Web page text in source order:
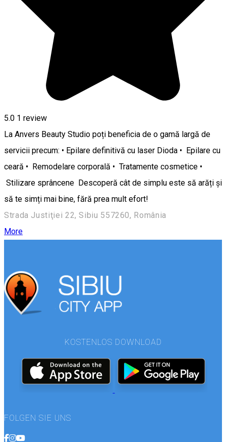
5.0 1 review
La Anvers Beauty Studio poți beneficia de o gamă largă de
servicii precum: • Epilare definitivă cu laser Dioda • Epilare cu
ceară • Remodelare corporală • Tratamente cosmetice •
Stilizare sprâncene Descoperă cât de simplu este să arăți și
să te simți mai bine, fără prea mult efort!
Strada Justiţiei 22, Sibiu 557260, România
More
KOSTENLOS DOWNLOAD
FOLGEN SIE UNS